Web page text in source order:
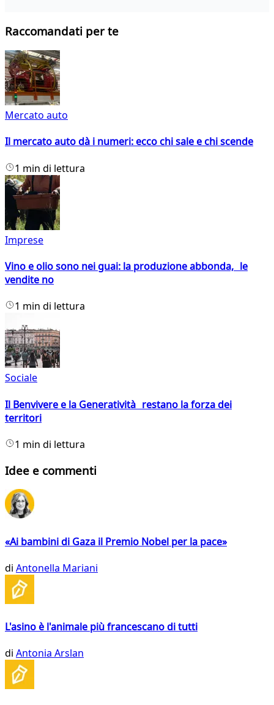
Raccomandati per te
Mercato auto
Il mercato auto dà i numeri: ecco chi sale e chi scende
1 min di lettura
Imprese
Vino e olio sono nei guai: la produzione abbonda, le
vendite no
1 min di lettura
Sociale
Il Benvivere e la Generatività restano la forza dei
territori
1 min di lettura
Idee e commenti
«Ai bambini di Gaza il Premio Nobel per la pace»
di Antonella Mariani
L'asino è l'animale più francescano di tutti
di Antonia Arslan